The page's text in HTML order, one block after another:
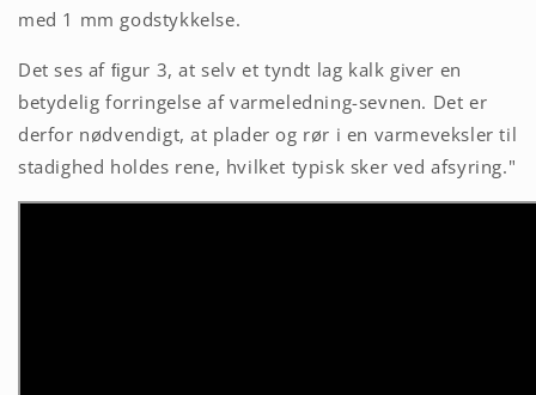
med 1 mm godstykkelse.
Det ses af ﬁgur 3, at selv et tyndt lag kalk giver en
betydelig forringelse af varmeledning-sevnen. Det er
derfor nødvendigt, at plader og rør i en varmeveksler til
stadighed holdes rene, hvilket typisk sker ved afsyring."